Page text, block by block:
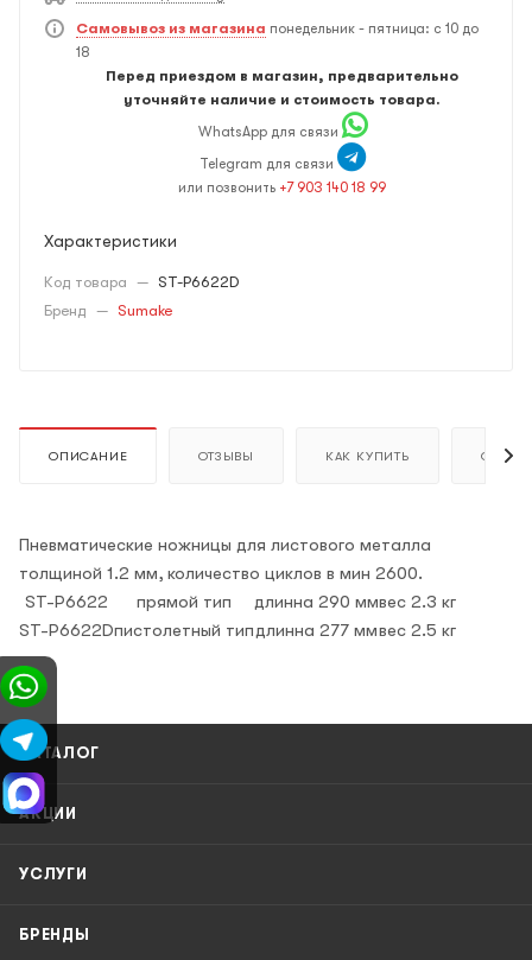
Самовывоз из магазина понедельник - пятница: с 10 до
18
Перед приездом в магазин, предварительно
уточняйте наличие и стоимость товара.
WhatsApp для связи
Telegram для связи
или позвонить +7 903 140 18 99
Характеристики
Код товара — ST-P6622D
Бренд — Sumake
ОПИСАНИЕ ОТЗЫВЫ КАК КУПИТЬ ОПЛАТА
Пневматические ножницы для листового металла
толщиной 1.2 мм, количество циклов в мин 2600.
ST-P6622
прямой тип длинна 290 ммвес 2.3 кг
ST-P6622Dпистолетный типдлинна 277 ммвес 2.5 кг
КАТАЛОГ
АКЦИИ
УСЛУГИ
БРЕНДЫ